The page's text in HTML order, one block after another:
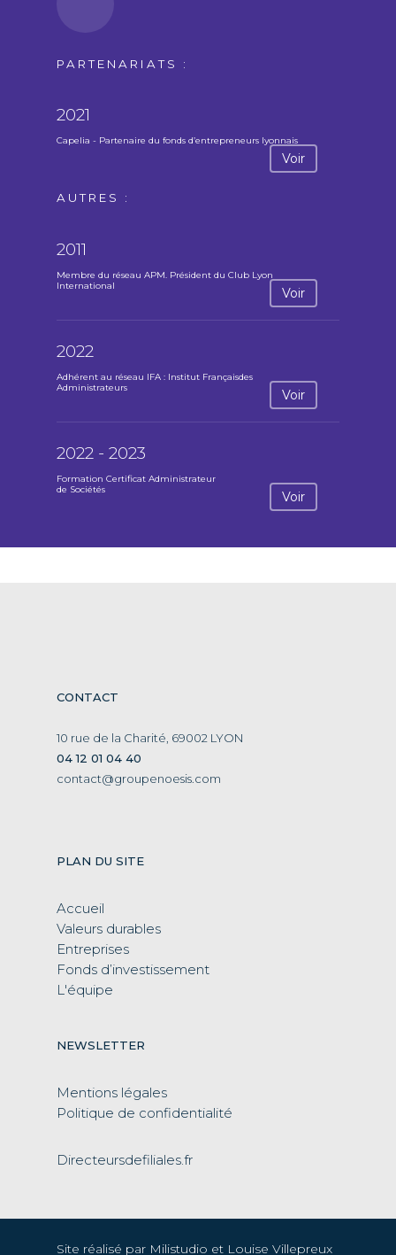
PARTENARIATS :
2021
Capelia - Partenaire du fonds d’entrepreneurs lyonnais
Voir
AUTRES :
2011
Membre du réseau APM. Président du Club Lyon
International
Voir
2022
Adhérent au réseau IFA : Institut Françaisdes
Administrateurs
Voir
2022 - 2023
Formation Certificat Administrateur
de Sociétés
Voir
CONTACT
10 rue de la Charité, 69002 LYON
04 12 01 04 40
contact@groupenoesis.com
PLAN DU SITE
Accueil
Valeurs durables
Entreprises
Fonds d’investissement
L'équipe
NEWSLETTER
Mentions légales
Politique de confidentialité
Directeursdefiliales.fr
Site réalisé par Milistudio et Louise Villepreux